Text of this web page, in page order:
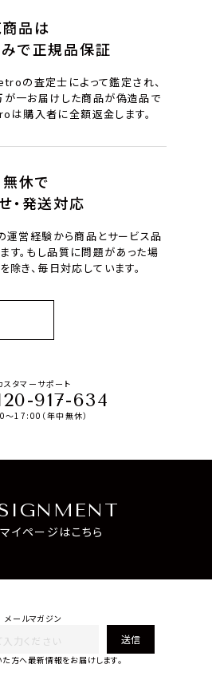
品は
で正規品保証
の査定士によって鑑定され、
が一お届けした商品が偽造品で
は購入者に全額返金します。
休で
・発送対応
運営経験から商品とサービス品
す。もし品質に問題があった場
除き、毎日対応しています。
スタマーサポート
917-634
17:00（年中無休）
イページはこちら
メールマガジン
送信
方へ最新情報をお届けします。